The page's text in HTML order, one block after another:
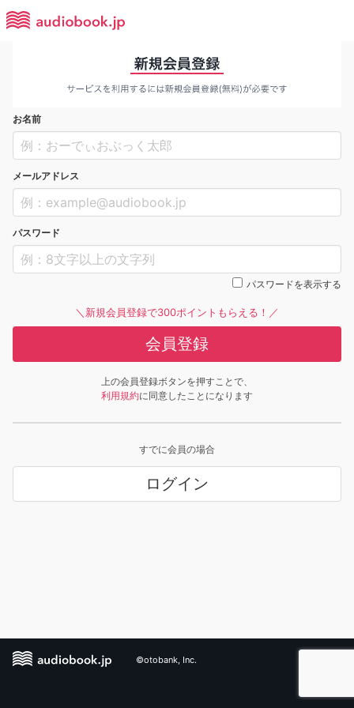
お名前
メールアドレス
パスワード
パスワードを表示する
＼新規会員登録で300ポイントもらえる！／
会員登録
上の会員登録ボタンを押すことで、
利用規約に同意したことになります
すでに会員の場合
ログイン
©otobank, Inc.